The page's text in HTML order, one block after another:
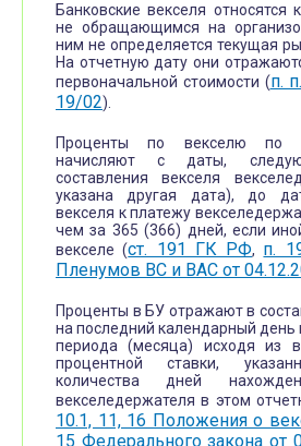
Банковские векселя
не обращающимся на
ним не определяется текущая
На отчетную дату они
первоначальной стоимости (п.
19/02).
Проценты по векселю по
начисляют с даты,
составления векселя
указана другая дата), до
векселя к платежу
чем за 365 (366) дней, если
векселе (ст. 191 ГК РФ, п.
Пленумов ВС и ВАС от
Проценты в БУ отражают в
на последний календарный день
периода (месяца) исходя из
процентной ставки,
количества дней
векселедержателя в этом
10.1, 11, 16 Положения о
15 Федерального закона от